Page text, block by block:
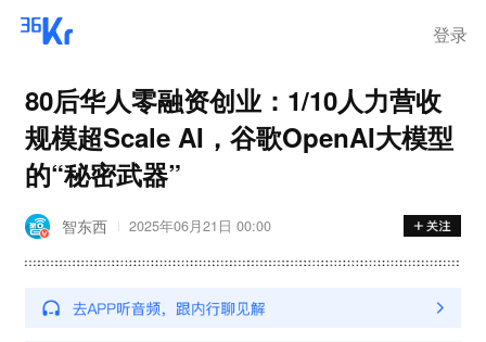
登录
80后华人零融资创业：1/10人力营收
规模超Scale AI，谷歌OpenAI大模型
的“秘密武器”
智东西 2025年06月21日 00:00